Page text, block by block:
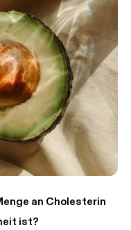
an Cholesterin
ist?